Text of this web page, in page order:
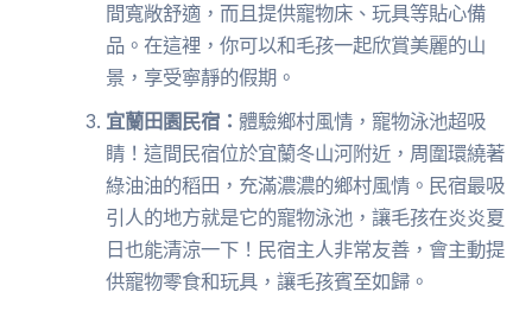
間寬敞舒適，而且提供寵物床、玩具等貼心備
品。在這裡，你可以和毛孩一起欣賞美麗的山
景，享受寧靜的假期。
宜蘭田園民宿： 體驗鄉村風情，寵物泳池超吸
睛！這間民宿位於宜蘭冬山河附近，周圍環繞著
綠油油的稻田，充滿濃濃的鄉村風情。民宿最吸
引人的地方就是它的寵物泳池，讓毛孩在炎炎夏
日也能清涼一下！民宿主人非常友善，會主動提
供寵物零食和玩具，讓毛孩賓至如歸。